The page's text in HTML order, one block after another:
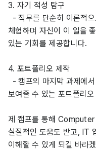
3. 자기 적성 탐구
- 직무를 단순히 이론적
체험하며 자신이 이 일을
있는 기회를 제공합니다.
4. 포트폴리오 제작
- 캠프의 마지막 과제에
보여줄 수 있는 포트폴리
제 캠프를 통해
실질적인 도움도 받고, IT
이해할 수 있게 되길 바라